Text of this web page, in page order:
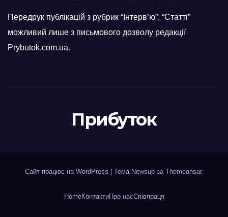
Передрук публікацій з рубрик “Інтерв’ю”, “Статті”
можливий лише з письмового дозволу редакції
Prybutok.com.ua.
Прибуток
Сайт працює на WordPress Тема:Newsup за Themeansar.
HomeКонтактиПро насСпівпраця